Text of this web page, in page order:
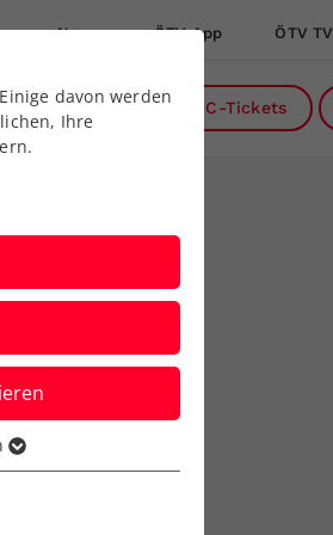
News ÖTV App ÖTV TV
FAQ DC-Tickets
davon werden
Ihre
der
die Webseite